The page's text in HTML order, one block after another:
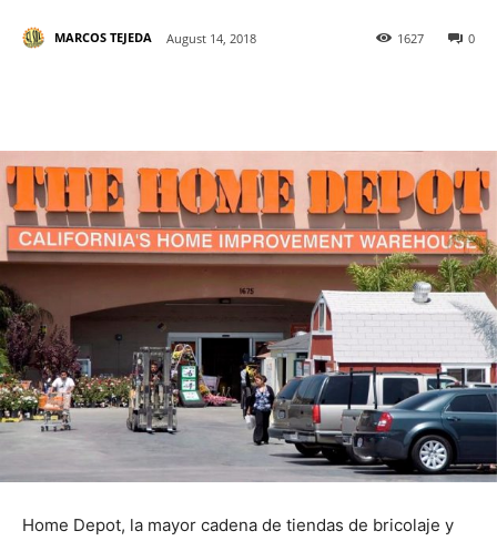
MARCOS TEJEDA August 14, 2018 0
1627
Home Depot, la mayor cadena de tiendas de bricolaje y